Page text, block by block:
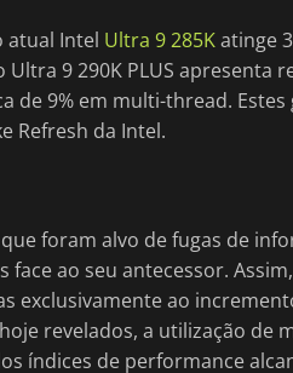
atual Intel Ultra 9 285Katinge
9 290K PLUS apresenta
de 9% em multi-thread.
Refresh da Intel.
foram alvo de fugas de
ao seu antecessor.
exclusivamente ao
revelados, a utilização de
índices de performance